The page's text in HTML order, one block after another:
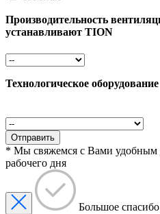
Производительность
устанавливают TION
Технологическое оборудование
Отправить
* Мы свяжемся с Вами удобным
рабочего дня
Большое